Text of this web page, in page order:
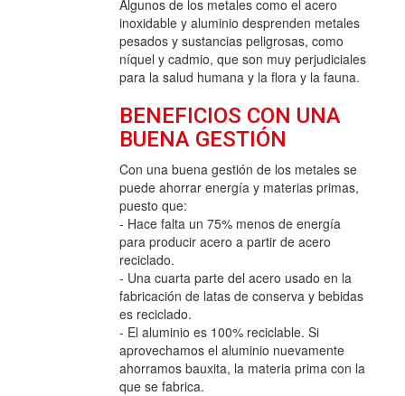
Algunos de los metales como el acero
inoxidable y aluminio desprenden metales
pesados y sustancias peligrosas, como
níquel y cadmio, que son muy perjudiciales
para la salud humana y la flora y la fauna.
BENEFICIOS CON UNA
BUENA GESTIÓN
Con una buena gestión de los metales se
puede ahorrar energía y materias primas,
puesto que:
- Hace falta un 75% menos de energía
para producir acero a partir de acero
reciclado.
- Una cuarta parte del acero usado en la
fabricación de latas de conserva y bebidas
es reciclado.
- El aluminio es 100% reciclable. Si
aprovechamos el aluminio nuevamente
ahorramos bauxita, la materia prima con la
que se fabrica.